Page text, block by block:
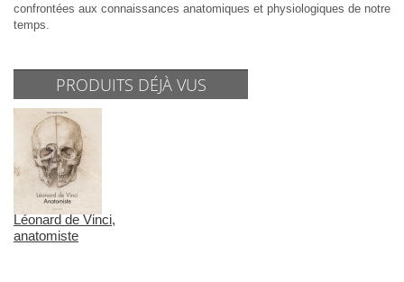
confrontées aux connaissances anatomiques et physiologiques de notre
temps.
PRODUITS DÉJÀ VUS
Léonard de Vinci,
anatomiste